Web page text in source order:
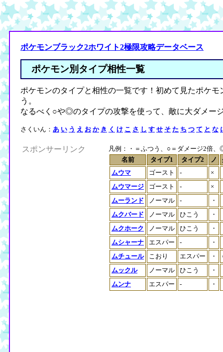
ポケモンブラック2ホワイト2極限攻略データベース
ポケモン別タイプ相性一覧
ポケモンのタイプと相性の一覧です！初めて見たポケ
う。
なるべく○や◎のタイプの攻撃を使って、敵に大ダメー
さくいん： あ い う え お か き く け こ さ し す せ そ た ち つ て と な
スポンサーリンク
凡例：・＝ふつう、○＝ダメージ2倍
名前
タイプ1 タイプ2 ノ
ムウマ
ゴースト - ×
ムウマージ
ゴースト - ×
ムーランド
ノーマル - ・
ムクバード
ノーマル ひこう ・
ムクホーク
ノーマル ひこう ・
ムシャーナ
エスパー - ・
ムチュール
こおり エスパー ・
ムックル
ノーマル ひこう ・
ムンナ
エスパー - ・